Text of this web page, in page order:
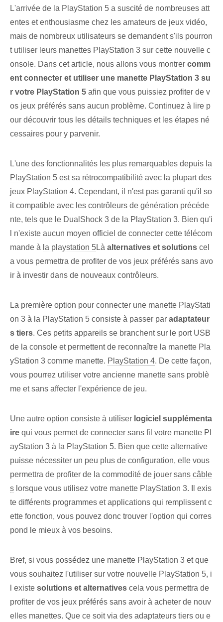
L'arrivée de la PlayStation 5 a suscité de nombreuses att
entes et enthousiasme chez les amateurs de jeux vidéo,
mais de nombreux utilisateurs se demandent s'ils pourron
t utiliser leurs manettes PlayStation 3 sur cette nouvelle c
onsole. Dans cet article, nous allons vous montrer⁢ comm
ent connecter et utiliser une manette PlayStation 3 su
r votre PlayStation 5 afin que vous puissiez profiter de v
os jeux préférés sans aucun problème.‍ Continuez à lire p
our découvrir tous les détails techniques et les étapes né
cessaires pour y parvenir.
L'une des fonctionnalités les plus remarquables depuis la
PlayStation 5 est sa rétrocompatibilité avec la plupart des
jeux PlayStation 4. Cependant, il n'est pas garanti qu'il so
it compatible avec les contrôleurs de génération précéde
nte, tels que le DualShock 3 de la PlayStation 3. Bien qu'i
l n'existe aucun moyen officiel de connecter cette télécom
mande à la playstation 5Là alternatives et solutions cel
a vous permettra de profiter de vos jeux préférés sans avo
ir à investir dans de nouveaux contrôleurs.
La première option pour connecter une manette PlayStati
on 3 à la PlayStation 5 consiste à passer par adaptateur
s tiers. Ces petits appareils se branchent sur le port USB
de la console et permettent de reconnaître la manette Pla
yStation 3 comme manette. PlayStation 4. De cette façon,
vous pourrez utiliser votre ancienne manette sans problè
me et sans affecter l'expérience de jeu.
Une autre option‌ consiste à utiliser logiciel supplémenta
ire ‌qui vous permet de connecter sans fil votre manette Pl
ayStation 3 à la PlayStation 5. Bien que ‌cette‍ alternative
puisse nécessiter ‍un peu plus de configuration, elle vous
permettra de profiter de la commodité de jouer​ sans câble
s lorsque vous utilisez votre manette PlayStation 3. Il exis
te différents programmes et applications qui remplissent c
ette fonction, vous pouvez donc trouver l'option qui corres
pond le mieux à vos besoins.
Bref, si vous possédez une manette PlayStation 3 et que
vous souhaitez l'utiliser sur votre nouvelle PlayStation 5, i
l existe solutions et alternatives cela vous permettra de
profiter de vos jeux préférés sans avoir à acheter de nouv
elles manettes. ⁢Que ce soit via des adaptateurs tiers ou e